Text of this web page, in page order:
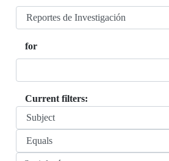
for
Current filters: